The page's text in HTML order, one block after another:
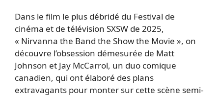
Dans le film le plus débridé du Festival de
cinéma et de télévision SXSW de 2025,
« Nirvanna the Band the Show the Movie », on
découvre l’obsession démesurée de Matt
Johnson et Jay McCarrol, un duo comique
canadien, qui ont élaboré des plans
extravagants pour monter sur cette scène semi-